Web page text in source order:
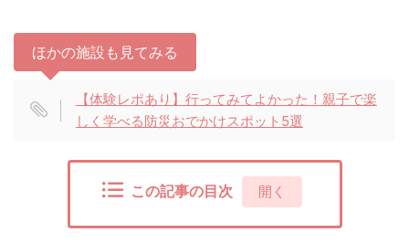
ほかの施設も見てみる
【体験レポあり】行ってみてよかった！親子で楽
しく学べる防災おでかけスポット5選
この記事の目次 開く